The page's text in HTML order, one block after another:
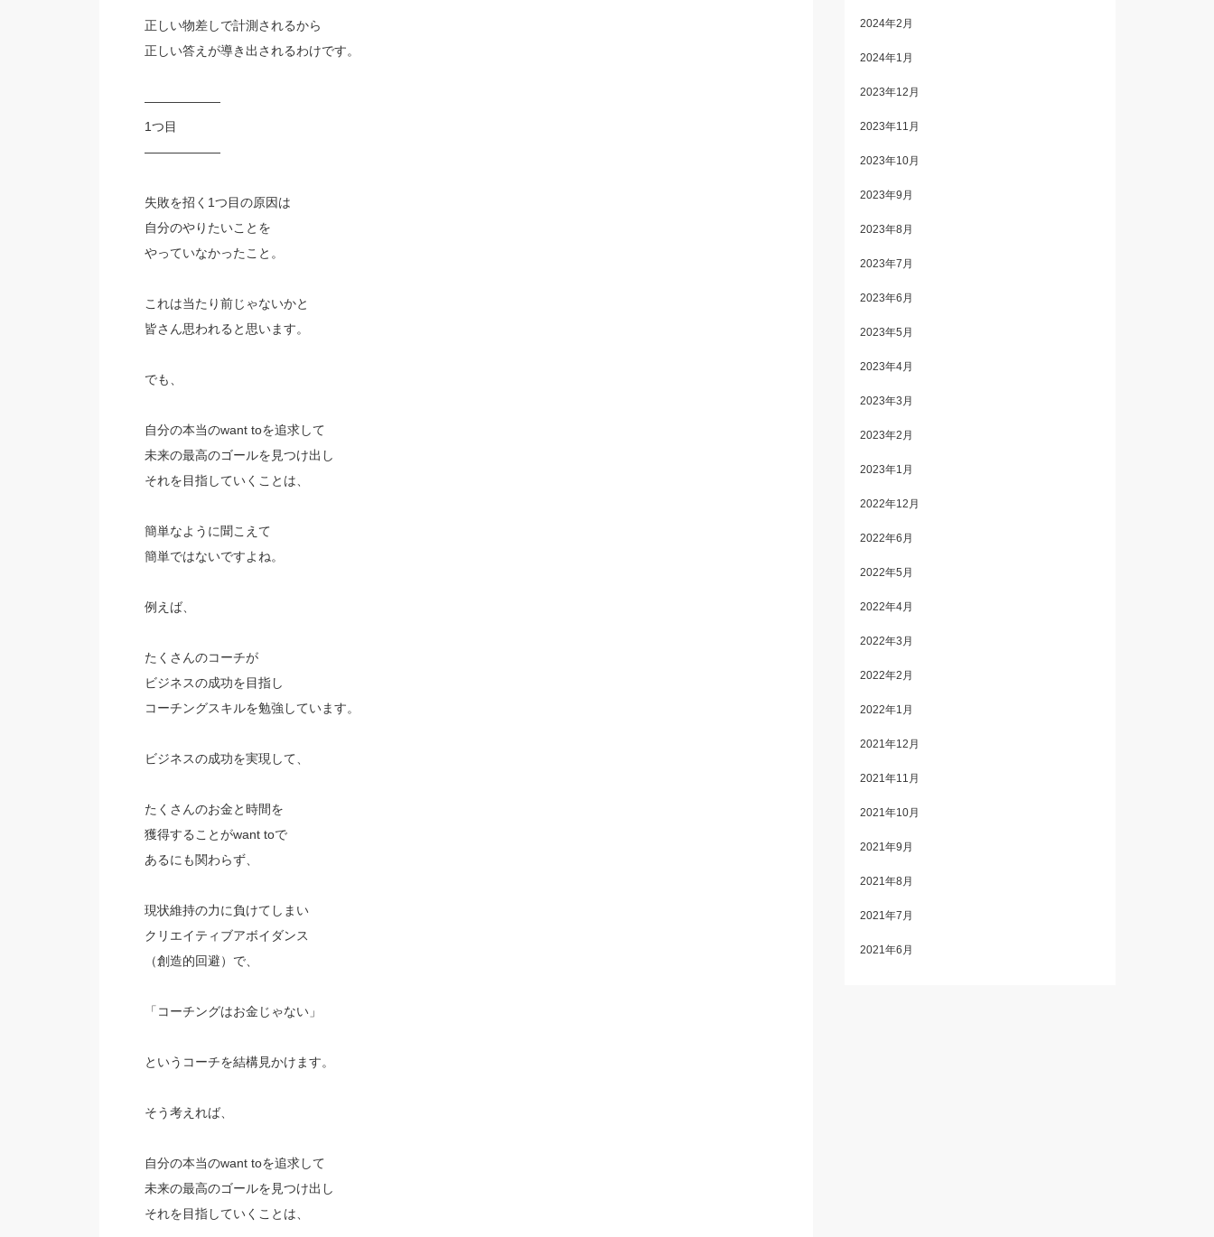
正しい物差しで計測されるから
正しい答えが導き出されるわけです。
——————
1つ目
——————
失敗を招く1つ目の原因は
自分のやりたいことを
やっていなかったこと。
これは当たり前じゃないかと
皆さん思われると思います。
でも、
自分の本当のwant toを追求して
未来の最高のゴールを見つけ出し
それを目指していくことは、
簡単なように聞こえて
簡単ではないですよね。
例えば、
たくさんのコーチが
ビジネスの成功を目指し
コーチングスキルを勉強しています。
ビジネスの成功を実現して、
たくさんのお金と時間を
獲得することがwant toで
あるにも関わらず、
現状維持の力に負けてしまい
クリエイティブアボイダンス
（創造的回避）で、
「コーチングはお金じゃない」
というコーチを結構見かけます。
そう考えれば、
自分の本当のwant toを追求して
未来の最高のゴールを見つけ出し
それを目指していくことは、
2024年2月
2024年1月
2023年12月
2023年11月
2023年10月
2023年9月
2023年8月
2023年7月
2023年6月
2023年5月
2023年4月
2023年3月
2023年2月
2023年1月
2022年12月
2022年6月
2022年5月
2022年4月
2022年3月
2022年2月
2022年1月
2021年12月
2021年11月
2021年10月
2021年9月
2021年8月
2021年7月
2021年6月